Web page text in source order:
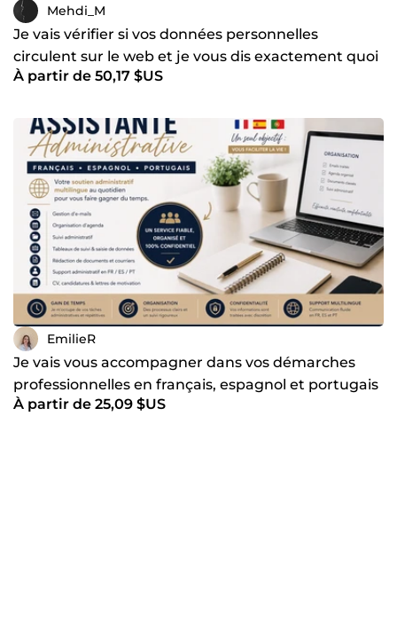
Mehdi_M
Je vais vérifier si vos données personnelles
circulent sur le web et je vous dis exactement quoi
faire
À partir de 50,17 $US
EmilieR
Je vais vous accompagner dans vos démarches
professionnelles en français, espagnol et portugais
À partir de 25,09 $US